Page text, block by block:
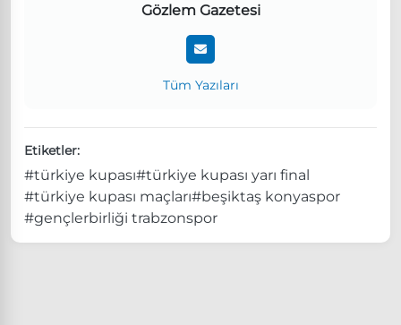
Gözlem Gazetesi
Tüm Yazıları
Etiketler:
#türkiye kupası#türkiye kupası yarı final
#türkiye kupası maçları#beşiktaş konyaspor
#gençlerbirliği trabzonspor